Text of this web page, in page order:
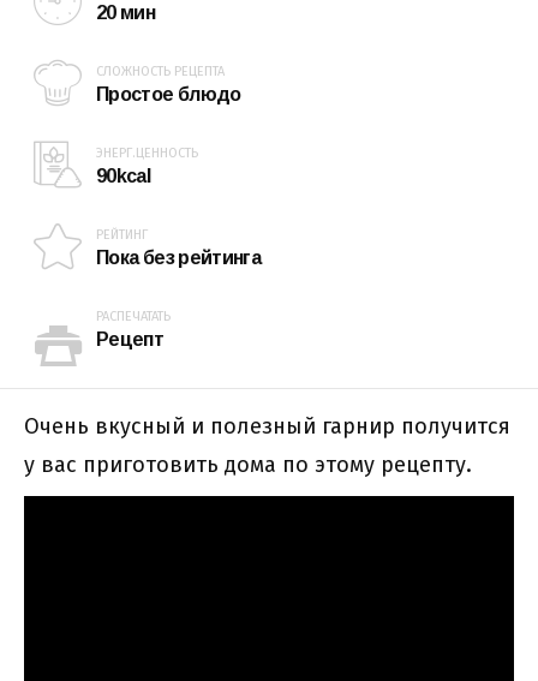
20 мин
СЛОЖНОСТЬ РЕЦЕПТА
Простое блюдо
ЭНЕРГ.ЦЕННОСТЬ
90kcal
РЕЙТИНГ
Пока без рейтинга
РАСПЕЧАТАТЬ
Рецепт
Очень вкусный и полезный гарнир получится
у вас приготовить дома по этому рецепту.